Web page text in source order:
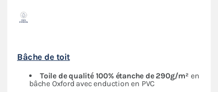
Bâche de toit
Toile de qualité 100% étanche de 290g/m² en
bâche Oxford avec enduction en PVC